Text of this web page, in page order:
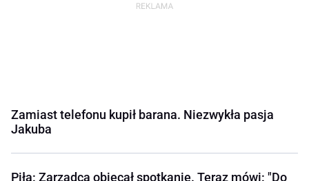
Zamiast telefonu kupił barana. Niezwykła pasja
Jakuba
Piła: Zarządca obiecał spotkanie. Teraz mówi: "Do